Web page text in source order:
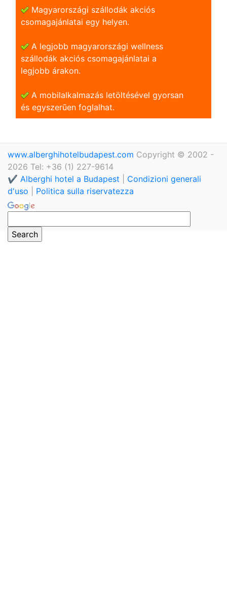
Magyarországi szállodák akciós
csomagajánlatai egy helyen.
A legjobb magyarországi wellness
szállodák akciós csomagajánlatai a
legjobb árakon.
A mobilalkalmazás letöltésével gyorsan
és egyszerũen foglalhat.
www.alberghihotelbudapest.com Copyright © 2002 -
2026 Tel: +36 (1) 227-9614
✔️ Alberghi hotel a Budapest
Condizioni generali
d'uso
Politica sulla riservatezza